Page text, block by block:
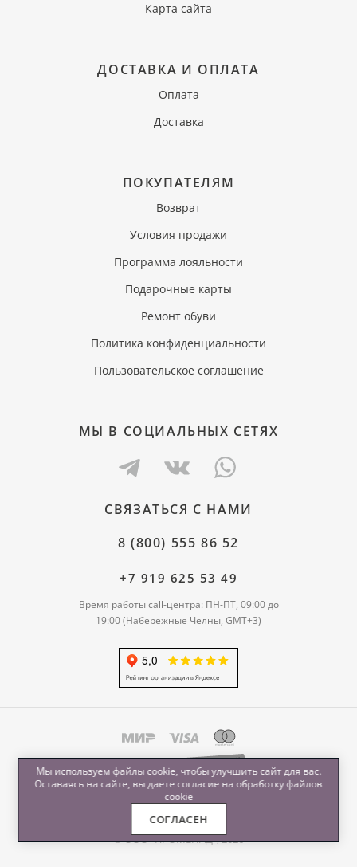
Карта сайта
ДОСТАВКА И ОПЛАТА
Оплата
Доставка
ПОКУПАТЕЛЯМ
Возврат
Условия продажи
Программа лояльности
Подарочные карты
Ремонт обуви
Политика конфиденциальности
Пользовательское соглашение
МЫ В СОЦИАЛЬНЫХ СЕТЯХ
СВЯЗАТЬСЯ С НАМИ
8 (800) 555 86 52
+7 919 625 53 49
Время работы call-центра: ПН-ПТ, 09:00 до
19:00 (Набережные Челны, GMT+3)
© ООО "ПРОМЕНАД", 2026
Мы используем файлы cookie, чтобы улучшить сайт для вас.
Оставаясь на сайте, вы даете согласие на обработкуфайлов
cookie
СОГЛАСЕН